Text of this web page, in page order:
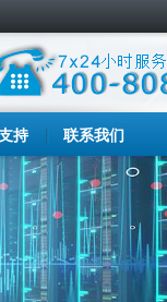
持 联系我们